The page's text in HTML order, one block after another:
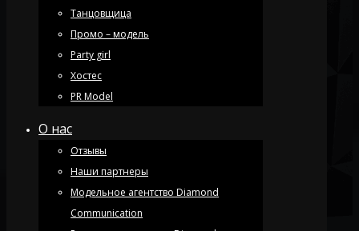
Танцовщица
Промо – модель
Party girl
Хостес
PR Model
О нас
Отзывы
Наши партнеры
Модельное агентство Diamond
Communication